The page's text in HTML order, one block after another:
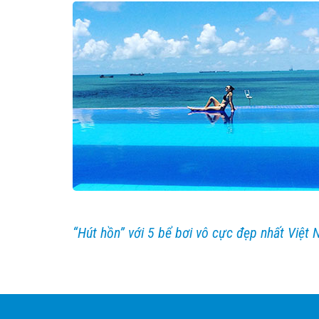
“Hút hồn” với 5 bể bơi vô cực đẹp nhất Việt